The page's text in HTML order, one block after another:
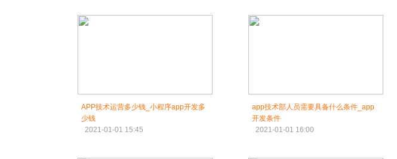
APP技术运营多少钱_小程序app开发多
少钱
2021-01-01 15:45
app技术部人员需要具备什么条件_app
开发条件
2021-01-01 16:00